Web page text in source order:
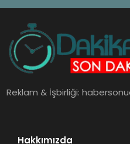
Reklam & İşbirliği:
Hakkımızda